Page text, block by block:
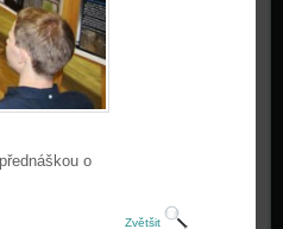
o
Zvětšit